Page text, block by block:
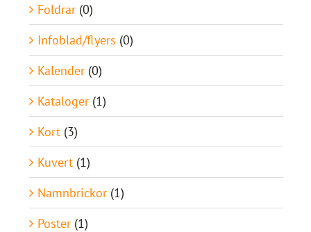
Foldrar (0)
Infoblad/flyers (0)
Kalender (0)
Kataloger (1)
Kort (3)
Kuvert (1)
Namnbrickor (1)
Poster (1)